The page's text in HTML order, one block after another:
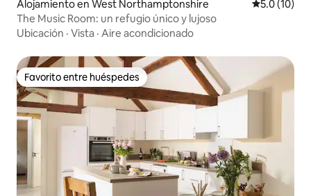
Alojamiento en West Northamptonshire Calificación
5.0 (10)
The Music Room: un refugio único y lujoso
Ubicación · Vista · Aire acondicionado
Favorito entre huéspedes
Favorito entre huéspedes